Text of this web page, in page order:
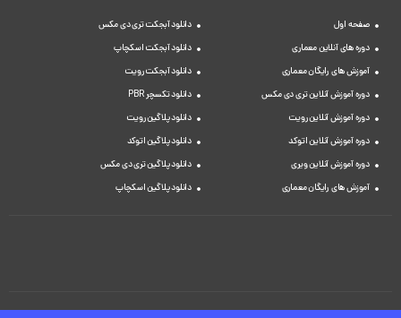
صفحه اول
دوره های آنلاین معماری
آموزش های رایگان معماری
دوره آموزش آنلاین تری دی مکس
دوره آموزش آنلاین رویت
دوره آموزش آنلاین اتوکد
دوره آموزش آنلاین ویری
آموزش های رایگان معماری
دانلود آبجکت تری دی مکس
دانلود آبجکت اسکچاپ
دانلود آبجکت رویت
دانلود تکسچر PBR
دانلود پلاگین رویت
دانلود پلاگین اتوکد
دانلود پلاگین تری دی مکس
دانلود پلاگین اسکچاپ